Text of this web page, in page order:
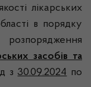
лікарських
в порядку
засобів та
з 30.09.2024 по